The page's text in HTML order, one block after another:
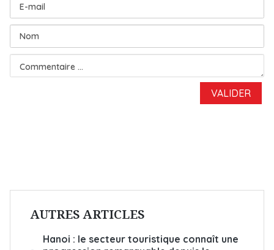
AUTRES ARTICLES
Hanoi : le secteur touristique connaît une